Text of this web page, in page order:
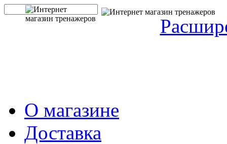
О магазине
Доставка